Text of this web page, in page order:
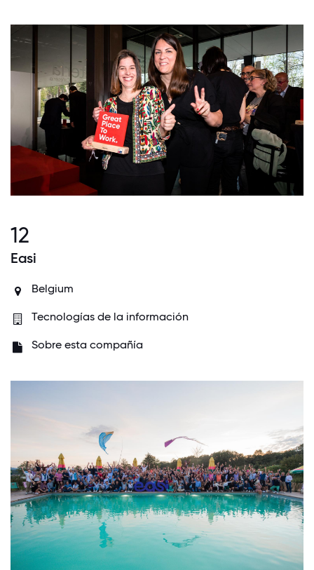
12
Easi
Belgium
Tecnologías de la información
Sobre esta compañía